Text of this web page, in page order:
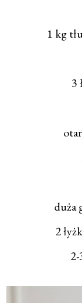
1 kg
3
duża
2